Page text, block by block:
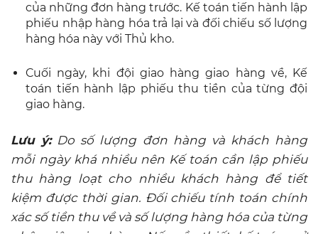
của những đơn hàng trước. Kế toán tiến hành lập
phiếu nhập hàng hóa trả lại và đối chiếu số lượng
hàng hóa này với Thủ kho.
Cuối ngày, khi đội giao hàng giao hàng về, Kế
toán tiến hành lập phiếu thu tiền của từng đội
giao hàng.
Lưu ý:Do số lượng đơn hàng và khách hàng
mỗi ngày khá nhiều nên Kế toán cần lập phiếu
thu hàng loạt cho nhiều khách hàng để tiết
kiệm được thời gian. Đối chiếu tính toán chính
xác số tiền thu về và số lượng hàng hóa của từng